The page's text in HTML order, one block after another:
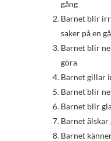
gång
Barnet blir
saker på en
Barnet blir
göra
Barnet gillar
Barnet blir
Barnet blir
Barnet älskar
Barnet